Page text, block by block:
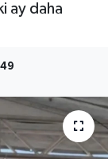
ay daha